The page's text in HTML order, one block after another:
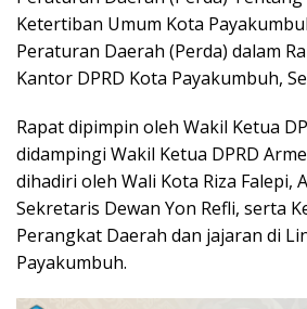
Ketertiban Umum Kota
Peraturan Daerah (Perda) dalam
Kantor DPRD Kota Payakumbuh,
Rapat dipimpin oleh Wakil Ketua
didampingi Wakil Ketua DPRD
dihadiri oleh Wali Kota Riza Falepi,
Sekretaris Dewan Yon Refli, serta
Perangkat Daerah dan jajaran di
Payakumbuh.